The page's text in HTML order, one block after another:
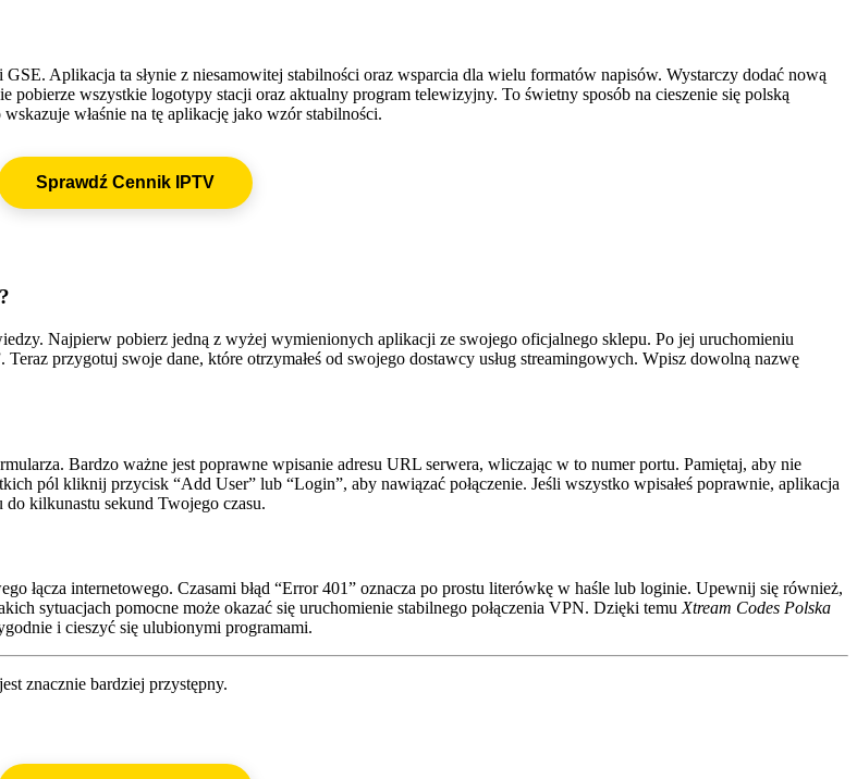
Aplikacja ta słynie z niesamowitej stabilności oraz wsparcia dla wielu formatów napisów. Wystarczy dodać nową
wszystkie logotypy stacji oraz aktualny program telewizyjny. To świetny sposób na cieszenie się polską
wskazuje właśnie na tę aplikację jako wzór stabilności.
Sprawdź Cennik IPTV
Najpierw pobierz jedną z wyżej wymienionych aplikacji ze swojego oficjalnego sklepu. Po jej uruchomieniu
przygotuj swoje dane, które otrzymałeś od swojego dostawcy usług streamingowych. Wpisz dowolną nazwę
Bardzo ważne jest poprawne wpisanie adresu URL serwera, wliczając w to numer portu. Pamiętaj, aby nie
pól kliknij przycisk “Add User” lub “Login”, aby nawiązać połączenie. Jeśli wszystko wpisałeś poprawnie, aplikacja
kilkunastu sekund Twojego czasu.
łącza internetowego. Czasami błąd “Error 401” oznacza po prostu literówkę w haśle lub loginie. Upewnij się również,
sytuacjach pomocne może okazać się uruchomienie stabilnego połączenia VPN. Dzięki temu Xtream Codes Polska
i cieszyć się ulubionymi programami.
znacznie bardziej przystępny.